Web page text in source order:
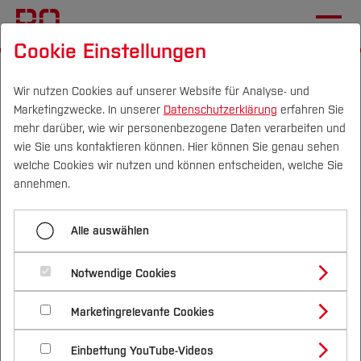
Campus Personen DE|EN Quicklinks
Studium
Studienangebote
Bachelorstudiengänge
Masterstudiengänge
Vor dem Studium
Bewerben & Einschreiben
Bewerbungsportal
Im Studium
Studienbüros und Prüfungen
Nach dem Studium
Forschung & Transfer
Profil
Forschungs- und Transferprofil
Schwerpunkte (FuT)
Beratung & Förderung
Nachhaltigkeit
Nachhaltigkeit studieren
International
Inklusionsberatung
Inklusive Hochschule
Gebäude H
Menü aufklappen
Bluebox
Gebäude AW
Gebäude B
Gebäude H
Das H-Gebäude ist das neuste Gebäude der
Hochschule Bochum und wurde 2020 eröffnet. Es
beherbergt auf fünf Etagen die Fachbereiche
Cookie Einstellungen
Wir nutzen Cookies auf unserer Website für Analyse- und
Marketingzwecke. In unserer Datenschutzerklärung erfahren Sie
mehr darüber, wie wir personenbezogene Daten verarbeiten und
wie Sie uns kontaktieren können. Hier können Sie genau sehen
welche Cookies wir nutzen und können entscheiden, welche Sie
annehmen.
Alle auswählen
Notwendige Cookies
Marketingrelevante Cookies
Einbettung YouTube-Videos